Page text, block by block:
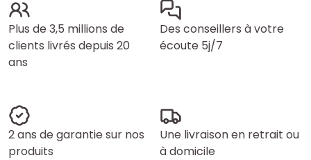
Plus de 3,5 millions de
clients livrés depuis 20
ans
Des conseillers à votre
écoute 5j/7
2 ans de garantie sur nos
produits
Une livraison en retrait ou
à domicile